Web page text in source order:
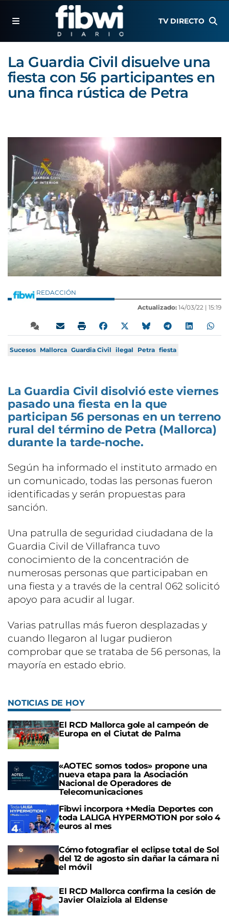
TV DIRECTO
La Guardia Civil disuelve una
fiesta con 56 participantes en
una finca rústica de Petra
REDACCIÓN
Actualizado: 14/03/22 | 15:19
Sucesos Mallorca Guardia Civil ilegal Petra fiesta
La Guardia Civil disolvió este viernes
pasado una fiesta en la que
participan 56 personas en un terreno
rural del término de Petra (Mallorca)
durante la tarde-noche.
Según ha informado el instituto armado en
un comunicado, todas las personas fueron
identificadas y serán propuestas para
sanción.
Una patrulla de seguridad ciudadana de la
Guardia Civil de Villafranca tuvo
conocimiento de la concentración de
numerosas personas que participaban en
una fiesta y a través de la central 062 solicitó
apoyo para acudir al lugar.
Varias patrullas más fueron desplazadas y
cuando llegaron al lugar pudieron
comprobar que se trataba de 56 personas, la
mayoría en estado ebrio.
NOTICIAS DE HOY
El RCD Mallorca gole al campeón de
Europa en el Ciutat de Palma
«AOTEC somos todos» propone una
nueva etapa para la Asociación
Nacional de Operadores de
Telecomunicaciones
Fibwi incorpora +Media Deportes con
toda LALIGA HYPERMOTION por solo 4
euros al mes
Cómo fotografiar el eclipse total de Sol
del 12 de agosto sin dañar la cámara ni
el móvil
El RCD Mallorca confirma la cesión de
Javier Olaiziola al Eldense